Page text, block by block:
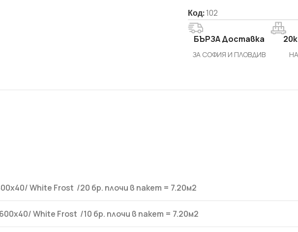
Fibran
- Стиропор
Грундове и импрегнатори
Лепила и шпакловки за
Мазилки
Код:102
БЪРЗА Доставка
ЗА СОФИЯ И ПЛОВДИВ
White Frost /20 бр. плочи в пакет = 7.20м2
White Frost /10 бр. плочи в пакет = 7.20м2